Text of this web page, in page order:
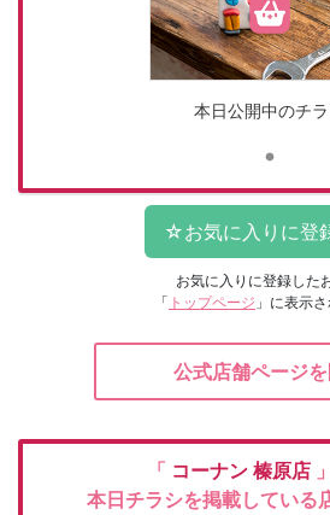
本日公開中のチ
お気に入りに登録した
「 トップページ 」に表示さ
公式店舗ページを
「 コーナン 榛原店
本日チラシを掲載している